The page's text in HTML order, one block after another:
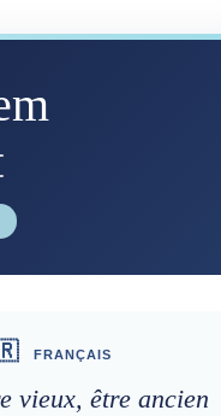
FRANÇAIS
vieux, être ancien